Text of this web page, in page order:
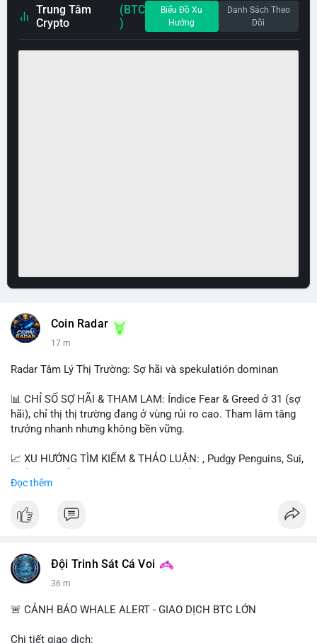
Trung Tâm
Crypto
(BTC
)
Biểu Đồ Xu
Hướng
Danh Sách Theo
Dõi
Coin Radar
17 m
Radar Tâm Lý Thị Trường: Sợ hãi và spekulatión dominan
📊 CHỈ SỐ SỢ HÃI & THAM LAM: Índice Fear & Greed ở 31 (sợ
hãi), chỉ thị thị trường đang ở vùng rủi ro cao. Tham lâm tăng
trưởng nhanh nhưng không bền vững.
📈 XU HƯỚNG TÌM KIẾM & THẢO LUẬN: , Pudgy Penguins, Sui,
hấp dẫn. BTC vẫn là điểm nhấn nhưng ít được thảo luận so với
tăng x10", và "BICO về bờ 2-2-2026". Bàn tán nhiều về thời gian
cầm tài sản.
💡 NHẬN ĐỊNH & KHUYẾN NGHỊ: Thị trường đang trong giai
Tâm lý ngắn hạn biến động mạnh do sự kết hợp giữa sợ hãi và
Đọc thêm
Đội Trinh Sát Cá Voi
36 m
🚨 CẢNH BÁO WHALE ALERT - GIAO DỊCH BTC LỚN
Chi tiết giao dịch: